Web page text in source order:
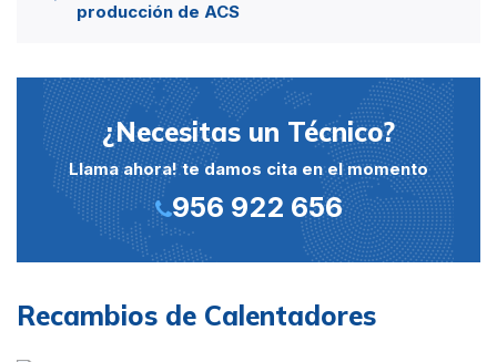
producción de ACS
¿Necesitas un Técnico?
Llama ahora! te damos cita en el momento
956 922 656
Recambios de Calentadores